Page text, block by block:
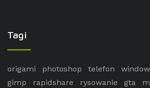
Tagi
origami photoshop telefon
gimp
rapidshare rysowanie gta